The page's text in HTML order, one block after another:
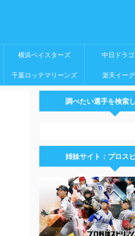
横浜ベイスターズ 中日ドラ
千葉ロッテマリーンズ 楽天イー
調べたい選手を検索
姉妹サイト：プロス